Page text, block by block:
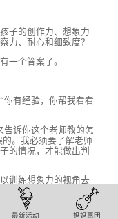
最新活动 妈妈惠团
子的创作力、想象力
力、耐心和细致度？
一个答案了。
你有经验，你帮我看看
告诉你这个老师教的怎
。我必须要了解老师
的情况，才能做出判
训练想象力的视角去
程里，老师想训练到
重点。